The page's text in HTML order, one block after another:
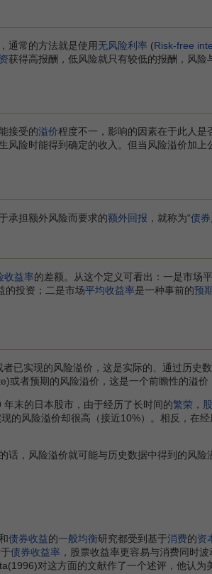
通常的方法就是使用 无风险利率 (Risk-free
获得高报酬，低风险就只有较低的报酬，风险
接受的溢价程度不一，影响的因素在于此人是
风险时能得到确定的收入。但当风险溢价加上
承担额外风险而要求的额外回报 ，就称为“债
收益率的差额。从这个定义可看出：一是市场
的投资；二是市场平均收益率是一种事前的预
已实现的风险溢价，这是实际的、通过历史
者预期的风险溢价，这是一个前瞻性的溢价
末的日本股市，由于经历了长时间的繁荣 ，
的风险溢价却很高（接近10%）。相反，在
话，风险溢价就可能与历史数据中得到的风险
债券收益的一般均衡研究都受到基于消费的资
债券收益率 ，股票收益率更容易与消费同时
对这方面的文献作了一个述评，他认为